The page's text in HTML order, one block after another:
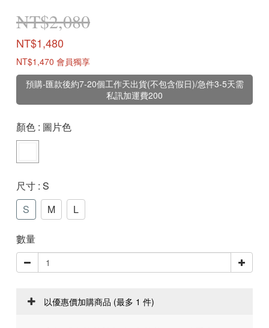
NT$2,080
NT$1,480
NT$1,470 會員獨享
預購-匯款後約7-20個工作天出貨(不包含假日)/急件3-5天需
私訊加運費200
顏色 : 圖片色
尺寸 : S
S
M L
數量
以優惠價加購商品 (最多 1 件)